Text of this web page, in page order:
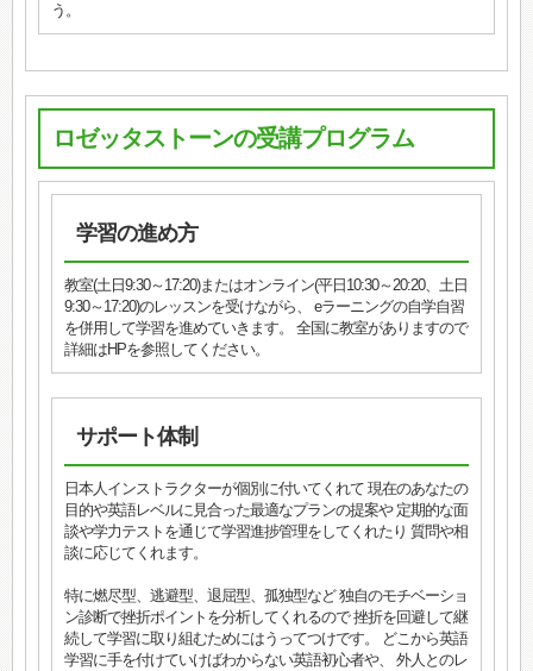
う。
ロゼッタストーンの受講プログラム
学習の進め方
教室(土日9:30～17:20)またはオンライン(平日10:30～20:20、土日
9:30～17:20)のレッスンを受けながら、 eラーニングの自学自習
を併用して学習を進めていきます。 全国に教室がありますので
詳細はHPを参照してください。
サポート体制
日本人インストラクターが個別に付いてくれて 現在のあなたの
目的や英語レベルに見合った最適なプランの提案や 定期的な面
談や学力テストを通じて学習進捗管理をしてくれたり 質問や相
談に応じてくれます。
特に燃尽型、逃避型、退屈型、孤独型など 独自のモチベーショ
ン診断で挫折ポイントを分析してくれるので 挫折を回避して継
続して学習に取り組むためにはうってつけです。 どこから英語
学習に手を付けていけばわからない英語初心者や、 外人とのレ